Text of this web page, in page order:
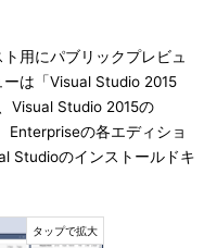
用にパブリックプレビュ
は「Visual Studio 2015
Visual Studio 2015の
の各エディショ
Studioのインストールドキ